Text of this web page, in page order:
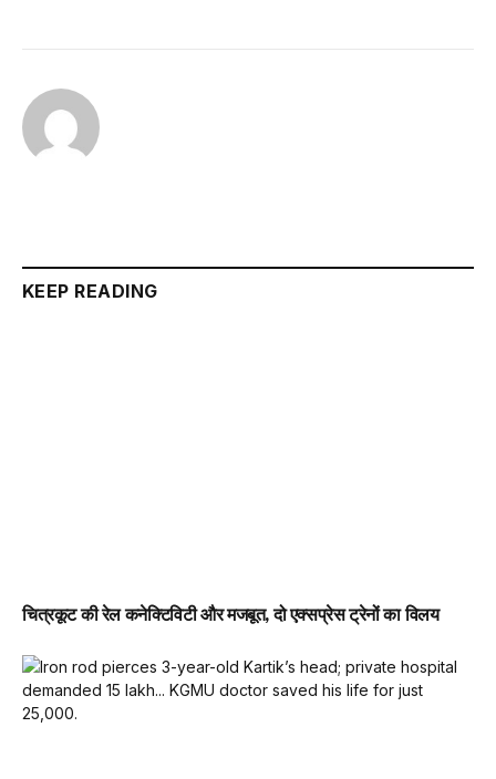
KEEP READING
चित्रकूट की रेल कनेक्टिविटी और मजबूत, दो एक्सप्रेस ट्रेनों का विलय